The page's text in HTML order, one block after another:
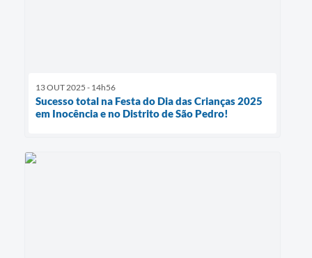
13 OUT 2025 - 14h56
Sucesso total na Festa do Dia das Crianças 2025
em Inocência e no Distrito de São Pedro!